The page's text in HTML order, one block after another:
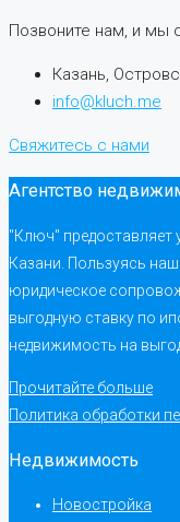
Позвоните нам, и мы
Казань,
info@kluch.me
Свяжитесь с нами
Агентство
"Ключ" предоставляет
Казани. Пользуясь
юридическое
выгодную ставку по
недвижимость на
Прочитайте больше
Политика обработки
Недвижимость
Новостройка